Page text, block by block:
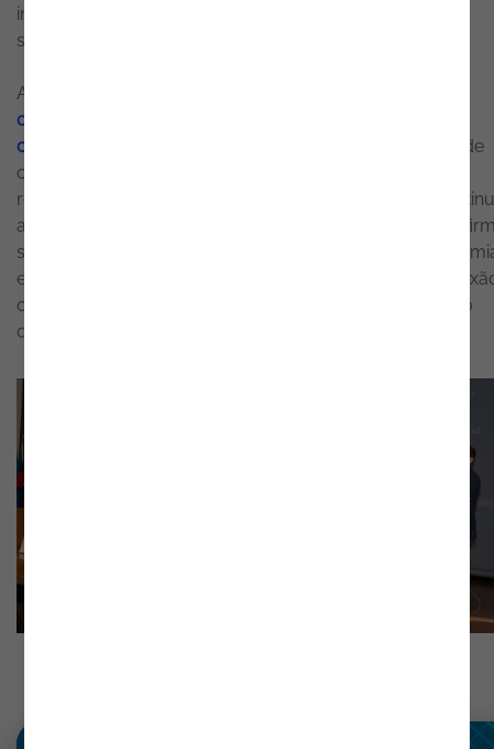
investigadores e estudantes de cenários reais ligados à
segurança digital e investigação cibercriminal.
A participação da Noesis neste encontro reforça
compromisso da empresa com a promoção da
cibersegurança
, da inovação tecnológica e da partilha de
conhecimento, num contexto em que as exigências
regulatórias e os desafios da transformação digital
a ganhar relevância. O SimSIC 2026 voltou também a
se como um importante espaço de ligação entre
empresas e entidades públicas, promovendo uma
crítica sobre o futuro da cibersegurança e da regulação
digital.